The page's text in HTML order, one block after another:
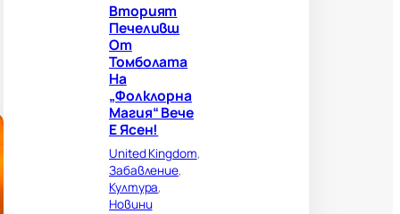
и
?
е
Вторият
Печеливш
От
Томболата
На
„Фолклорна
Магия“ Вече
Е Ясен!
United Kingdom
Забавление
Култура
Новини